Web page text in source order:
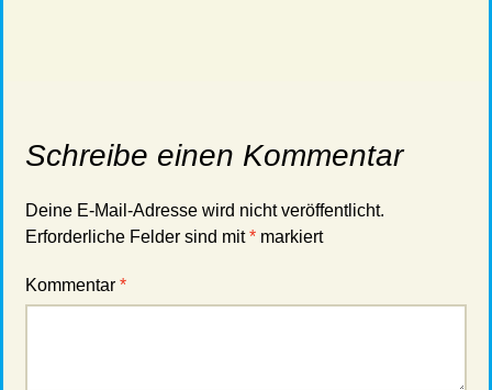
Schreibe einen Kommentar
Deine E-Mail-Adresse wird nicht veröffentlicht.
Erforderliche Felder sind mit* markiert
Kommentar *